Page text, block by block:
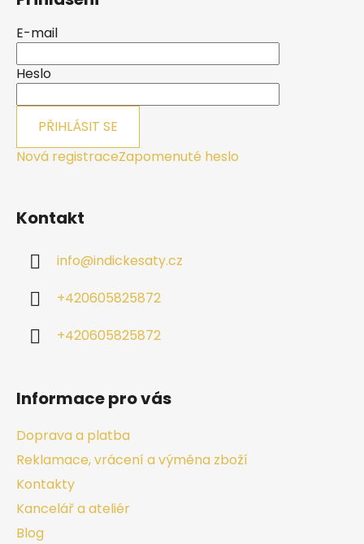
E-mail
Heslo
PŘIHLÁSIT SE
Nová registraceZapomenuté heslo
Kontakt
info@indickesaty.cz
+420605825872
+420605825872
Informace pro vás
Doprava a platba
Reklamace, vrácení a výměna zboží
Kontakty
Kancelář a ateliér
Blog